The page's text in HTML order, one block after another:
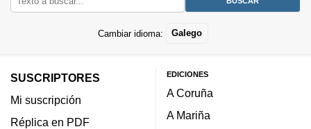
Cambiar idioma: Galego
SUSCRIPTORES
Mi suscripción
Réplica en PDF
EDICIONES
A Coruña
A Mariña